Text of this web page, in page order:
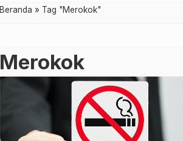
Beranda » Tag "Merokok"
Merokok